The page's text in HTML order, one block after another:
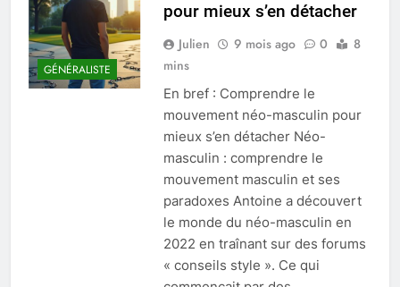
GÉNÉRALISTE
pour mieux s’en détacher
Julien 9 mois ago 0
8
mins
En bref : Comprendre le
mouvement néo-masculin pour
mieux s’en détacher Néo-
masculin : comprendre le
mouvement masculin et ses
paradoxes Antoine a découvert
le monde du néo-masculin en
2022 en traînant sur des forums
« conseils style ». Ce qui